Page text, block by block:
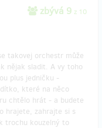
zbývá 9 z 10
takovej orchestr může
nějak sladit. A vy toho
plus jedničku -
které na něco
chtělo hrát - a budete
hrajete, zahrajte si s
trochu kouzelný to